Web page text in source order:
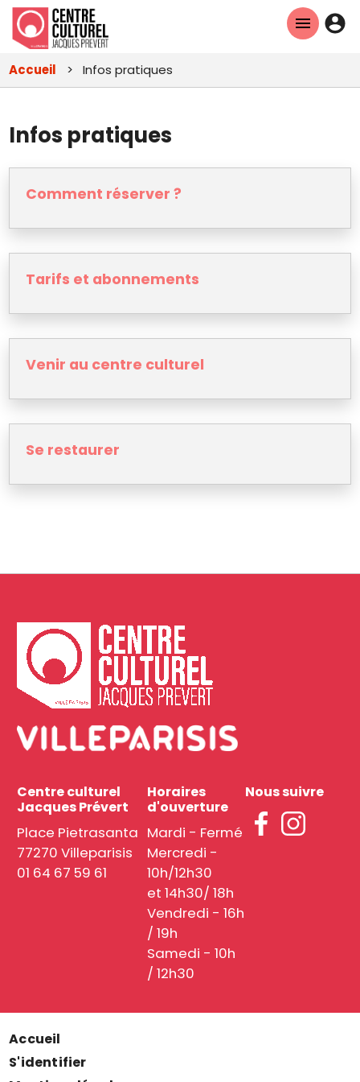
En-
Accueil Infos pratiques
Infos pratiques
Comment réserver ?
Tarifs et abonnements
Venir au centre culturel
Se restaurer
Centre culturel
Jacques Prévert
Place Pietrasanta
77270 Villeparisis
01 64 67 59 61
Horaires
d'ouverture
Mardi - Fermé
Mercredi -
10h/12h30
et 14h30/ 18h
Vendredi - 16h
/ 19h
Samedi - 10h
/ 12h30
Nous suivre
Menu
Pied
Accueil
S'identifier